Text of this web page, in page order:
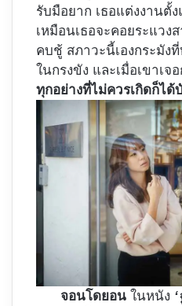
รับมือยาก เธอแต่งงานตั้
เหมือนเธอจะคอยระแวง
คบชู้ สภาวะนี้เองกระมัง
ในกรงขัง และเมื่อเขาเ
ทุกอย่างที่ไม่ควรเกิดก็ได้
จอนโดยอนในหนัง